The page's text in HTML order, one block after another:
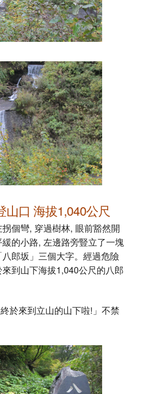
山口 海拔1,040公尺
個彎, 穿過樹林, 眼前豁然開
的小路, 左邊路旁豎立了一塊
郎坂」三個大字。經過危險
到山下海拔1,040公尺的八郎
於來到立山的山下啦!」不禁